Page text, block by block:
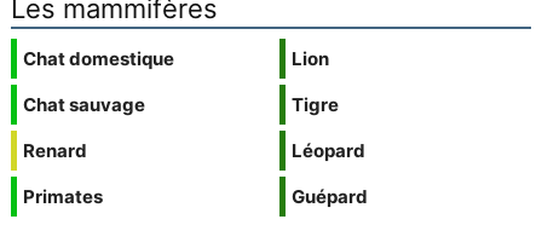
Les mammifères
Chat domestique
Chat sauvage
Renard
Primates
Lion
Tigre
Léopard
Guépard